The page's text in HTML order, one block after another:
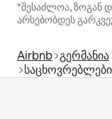
*შესაძლოა, ზოგან
არსებობდეს
Airbnb გერმანია